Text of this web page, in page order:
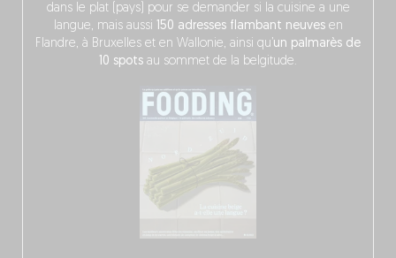
dans le plat (pays) pour se demander si la cuisine a une
langue, mais aussi 150 adresses flambant neuvesen
Flandre, à Bruxelles et en Wallonie, ainsi qu’un palmarès de
10 spots au sommet de la belgitude.